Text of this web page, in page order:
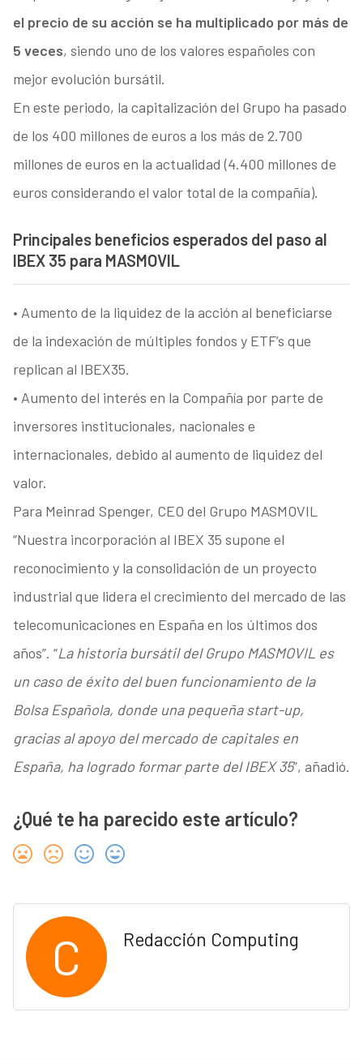
el precio de su acción se ha multiplicado por más de
5 veces, siendo uno de los valores españoles con
mejor evolución bursátil.
En este periodo, la capitalización del Grupo ha pasado
de los 400 millones de euros a los más de 2.700
millones de euros en la actualidad (4.400 millones de
euros considerando el valor total de la compañía).
Principales beneficios esperados del paso al
IBEX 35 para MASMOVIL
• Aumento de la liquidez de la acción al beneficiarse
de la indexación de múltiples fondos y ETF’s que
replican al IBEX35.
• Aumento del interés en la Compañía por parte de
inversores institucionales, nacionales e
internacionales, debido al aumento de liquidez del
valor.
Para Meinrad Spenger, CEO del Grupo MASMOVIL
“Nuestra incorporación al IBEX 35 supone el
reconocimiento y la consolidación de un proyecto
industrial que lidera el crecimiento del mercado de las
telecomunicaciones en España en los últimos dos
años”. “La historia bursátil del Grupo MASMOVIL es
un caso de éxito del buen funcionamiento de la
Bolsa Española, donde una pequeña start-up,
gracias al apoyo del mercado de capitales en
España, ha logrado formar parte del IBEX 35”, añadió.
¿Qué te ha parecido este artículo?
C Redacción Computing